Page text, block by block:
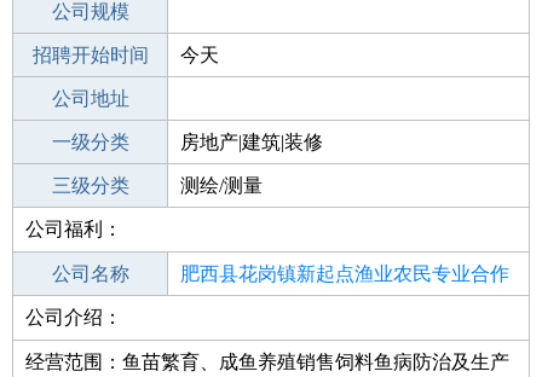
工作地点
公司规模
公司电话
招聘开始时间 今天
招聘结束时间
公司地址
一级分类 房地产|建筑|装修
二级分类 建筑/装修
三级分类 测绘/测量
其他行业
公司福利：
公司名称 肥西县花岗镇新起点渔业农民专业合作
公司类型
公司介绍：
经营范围：鱼苗繁育、成鱼养殖销售饲料鱼病防治及生产